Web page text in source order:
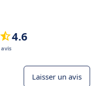
4.6
avis
Laisser un avis